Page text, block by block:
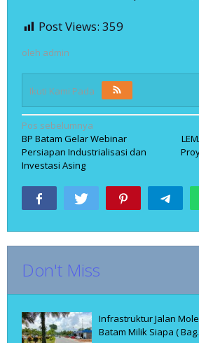
Post Views: 359
oleh admin
Ikuti Kami Pada
Navigasi
pos
Pos sebelumnya
BP Batam Gelar Webinar
Persiapan Industrialisasi dan
Investasi Asing
Don't Miss
Infrastruktur Jalan
Batam Milik Siapa (